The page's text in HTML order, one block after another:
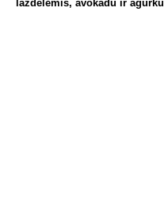
lazdelėmis, avokadu ir agurku